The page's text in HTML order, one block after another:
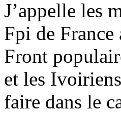
J’appelle les
Fpi de France
Front
et les
faire dans le